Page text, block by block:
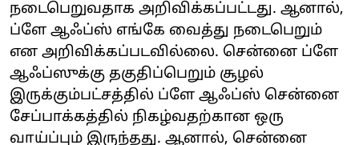
நடைபெறுவதாக அறிவிக்கப்பட்டது. ஆனால்,
ப்ளே ஆஃப்ஸ் எங்கே வைத்து நடைபெறும்
என அறிவிக்கப்படவில்லை. சென்னை ப்ளே
ஆஃப்ஸுக்கு தகுதிப்பெறும் சூழல்
இருக்கும்பட்சத்தில் ப்ளே ஆஃப்ஸ் சென்னை
சேப்பாக்கத்தில் நிகழ்வதற்கான ஒரு
வாய்ப்பும் இருந்தது. ஆனால், சென்னை